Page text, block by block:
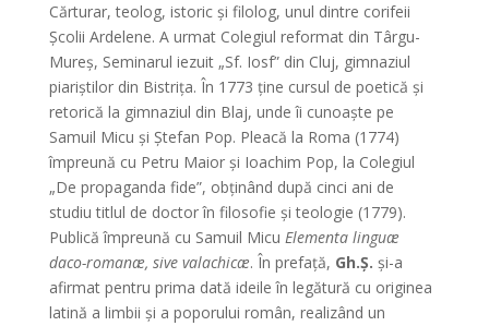
Cărturar, teolog, istoric şi filolog, unul dintre corifeii
Şcolii Ardelene. A urmat Colegiul reformat din Târgu-
Mureş, Seminarul iezuit „Sf. Iosf” din Cluj, gimnaziul
piariştilor din Bistriţa. În 1773 ţine cursul de poetică şi
retorică la gimnaziul din Blaj, unde îi cunoaşte pe
Samuil Micu şi Ştefan Pop. Pleacă la Roma (1774)
împreună cu Petru Maior şi Ioachim Pop, la Colegiul
„De propaganda fide”, obţinând după cinci ani de
studiu titlul de doctor în filosofie şi teologie (1779).
Publică împreună cu Samuil Micu Elementa linguæ
daco-romanæ, sive valachicæ. În prefaţă, Gh.Ş. şi-a
afirmat pentru prima dată ideile în legătură cu originea
latină a limbii şi a poporului român, realizând un